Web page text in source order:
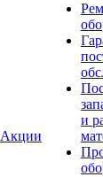
Акции
и